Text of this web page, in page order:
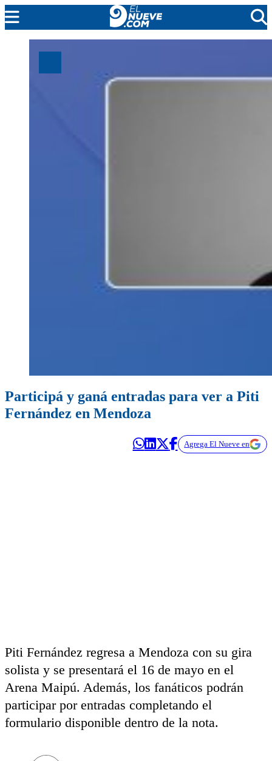
CADA DÍA
Participá y ganá entradas para ver a Piti
Fernández en Mendoza
Agrega El Nueve en
Piti Fernández regresa a Mendoza con su gira
solista y se presentará el 16 de mayo en el
Arena Maipú. Además, los fanáticos podrán
participar por entradas completando el
formulario disponible dentro de la nota.